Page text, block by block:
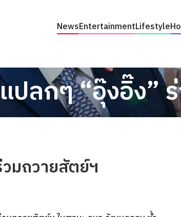
NewsEntertainmentLifestyle
ลกๆ “อุ๊งอิ๊ง”
มถวายสัตย์ฯ